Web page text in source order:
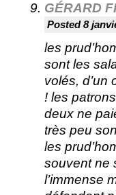
GÉRARD
Posted 8
les
sont les
volés, d’un
! les
deux ne
très peu
les
souvent ne
l’immense